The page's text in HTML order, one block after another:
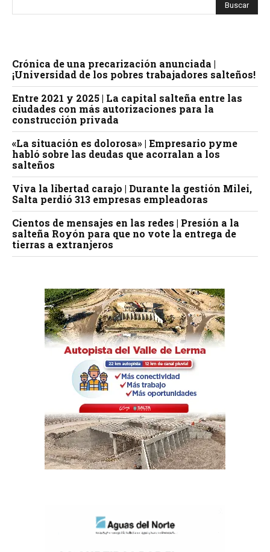
Crónica de una precarización anunciada |
¡Universidad de los pobres trabajadores salteños!
Entre 2021 y 2025 | La capital salteña entre las
ciudades con más autorizaciones para la
construcción privada
«La situación es dolorosa» | Empresario pyme
habló sobre las deudas que acorralan a los
salteños
Viva la libertad carajo | Durante la gestión Milei,
Salta perdió 313 empresas empleadoras
Cientos de mensajes en las redes | Presión a la
salteña Royón para que no vote la entrega de
tierras a extranjeros